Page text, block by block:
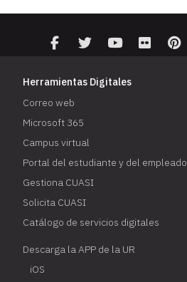
Herramientas Digitales
Correo web
Microsoft 365
Campus virtual
Portal del estudiante y del empleado
Gestiona CUASI
Solicita CUASI
Catálogo de servicios digitales
Descarga la APP de la UR
iOS